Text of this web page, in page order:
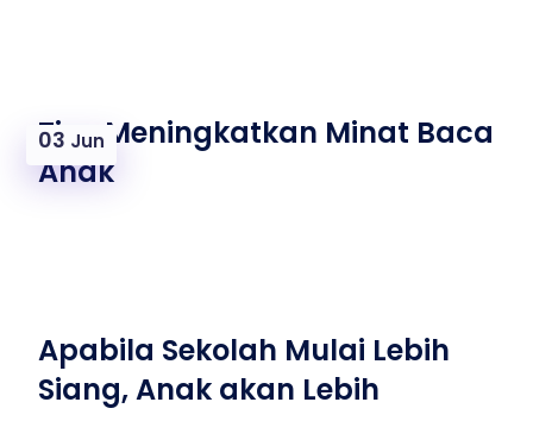
03 Jun
Tips Meningkatkan Minat Baca
Anak
Apabila Sekolah Mulai Lebih
Siang, Anak akan Lebih